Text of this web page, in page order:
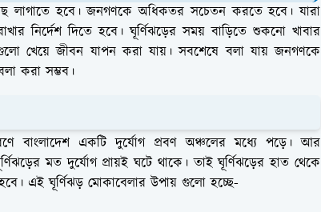
লাগাতে হবে। জনগণকে অধিকতর সচেতন করতে হবে। যারা
নির্দেশ দিতে হবে। ঘূর্ণিঝড়ের সময় বাড়িতে শুকনো খাবার
খেয়ে জীবন যাপন করা যায়। সবশেষে বলা যায় জনগণকে
করা সম্ভব।
বাংলাদেশ একটি দুর্যোগ প্রবণ অঞ্চলের মধ্যে পড়ে। আর
মত দুর্যোগ প্রায়ই ঘটে থাকে। তাই ঘূর্ণিঝড়ের হাত থেকে
এই ঘূর্ণিঝড় মোকাবেলার উপায় গুলো হচ্ছে-